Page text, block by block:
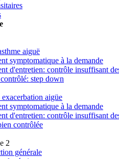
aiguë
symptomatique à la demande
d'entretien: contrôle insuffisant
step down
aigüe
symptomatique à la demande
d'entretien: contrôle insuffisant
contrôlée
2
générale